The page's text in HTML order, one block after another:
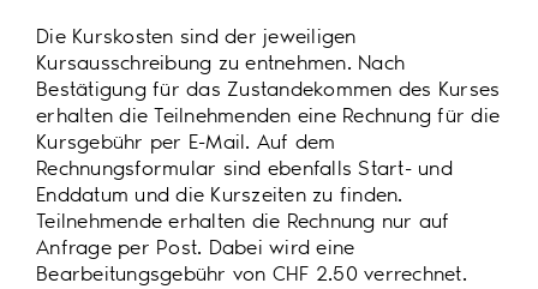
Die Kurskosten sind der jeweiligen
Kursausschreibung zu entnehmen. Nach
Bestätigung für das Zustandekommen des Kurses
erhalten die Teilnehmenden eine Rechnung für die
Kursgebühr per E-Mail. Auf dem
Rechnungsformular sind ebenfalls Start- und
Enddatum und die Kurszeiten zu finden.
Teilnehmende erhalten die Rechnung nur auf
Anfrage per Post. Dabei wird eine
Bearbeitungsgebühr von CHF 2.50 verrechnet.